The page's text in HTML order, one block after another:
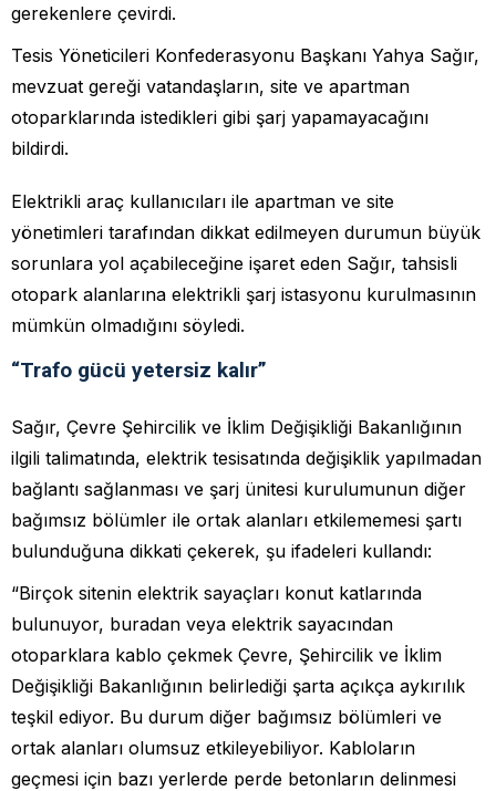
gerekenlere çevirdi.
Tesis Yöneticileri Konfederasyonu Başkanı Yahya Sağır,
mevzuat gereği vatandaşların, site ve apartman
otoparklarında istedikleri gibi şarj yapamayacağını
bildirdi.
Elektrikli araç kullanıcıları ile apartman ve site
yönetimleri tarafından dikkat edilmeyen durumun büyük
sorunlara yol açabileceğine işaret eden Sağır, tahsisli
otopark alanlarına elektrikli şarj istasyonu kurulmasının
mümkün olmadığını söyledi.
“Trafo gücü yetersiz kalır”
Sağır, Çevre Şehircilik ve İklim Değişikliği Bakanlığının
ilgili talimatında, elektrik tesisatında değişiklik yapılmadan
bağlantı sağlanması ve şarj ünitesi kurulumunun diğer
bağımsız bölümler ile ortak alanları etkilememesi şartı
bulunduğuna dikkati çekerek, şu ifadeleri kullandı:
“Birçok sitenin elektrik sayaçları konut katlarında
bulunuyor, buradan veya elektrik sayacından
otoparklara kablo çekmek Çevre, Şehircilik ve İklim
Değişikliği Bakanlığının belirlediği şarta açıkça aykırılık
teşkil ediyor. Bu durum diğer bağımsız bölümleri ve
ortak alanları olumsuz etkileyebiliyor. Kabloların
geçmesi için bazı yerlerde perde betonların delinmesi